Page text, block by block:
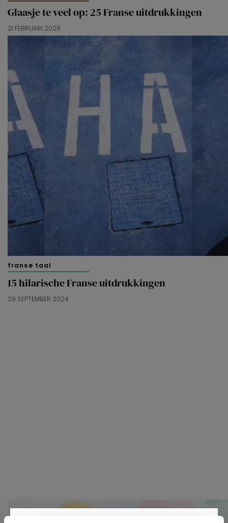
Glaasje te veel op: 25 Franse uitdrukkingen
21 FEBRUARI 2026
franse taal
15 hilarische Franse uitdrukkingen
29 SEPTEMBER 2024